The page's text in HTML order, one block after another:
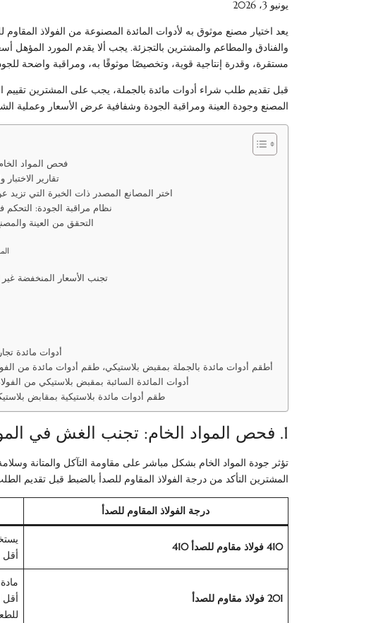
يونيو 3، 2026
يعد اختيار مصنع موثوق به لأدوات المائدة المصنوعة من الفولاذ المقاوم
والفنادق والمطاعم والمشترين بالتجزئة. يجب ألا يقدم المورد
مستقرة، وقدرة إنتاجية قوية، وتخصيصًا موثوقًا به، ومراقبة واضحة
قبل تقديم طلب شراء أدوات مائدة بالجملة، يجب على المشترين تقييم
المصنع وجودة العينة ومراقبة الجودة وشفافية عرض الأسعار وعملية
1. فحص المواد
2. تقارير
3. اختر المصانع المصدر ذات الخبرة التي تزيد عن 10 سنوات من
4. نظام مراقبة الجودة:
5. التحقق من العينة
6. تجنب الأسعار المنخفضة
أدوات مائدة
أطقم أدوات مائدة بالجملة بمقبض بلاستيكي، طقم أدوات مائدة من
أدوات المائدة السائبة بمقبض بلاستيكي من
طقم أدوات مائدة بلاستيكية بمقابض
1. فحص المواد الخام: تجنب الغش في المواد
تؤثر جودة المواد الخام بشكل مباشر على مقاومة التآكل والمتانة
المشترين التأكد من درجة الفولاذ المقاوم للصدأ بالضبط قبل تقديم
درجة الفولاذ المقاوم للصدأ
410 فولاذ مقاوم للصدأ 410
أقل
201 فولاذ مقاوم للصدأ
أقل